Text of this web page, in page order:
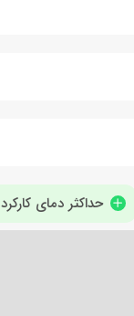
حداکثر دمای کارکرد 45 درجه